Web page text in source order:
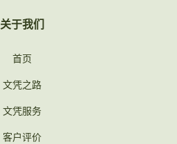
关于我们
首页
文凭之路
文凭服务
客户评价